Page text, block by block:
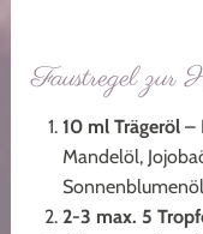
Faustregel zur
10 ml Trägeröl–
Mandelöl,
2-3 max. 5